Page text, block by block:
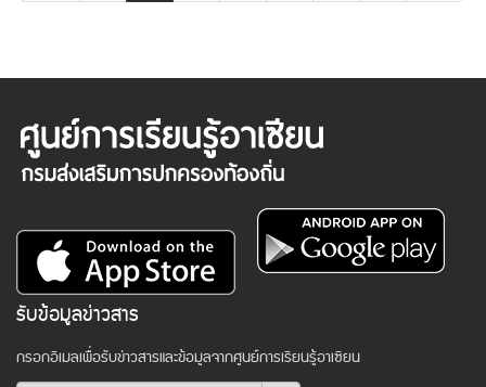
รับข้อมูลข่าวสาร
กรอกอีเมลเพื่อรับข่าวสารและข้อมูลจากศูนย์การเรียนรู้อาเซียน